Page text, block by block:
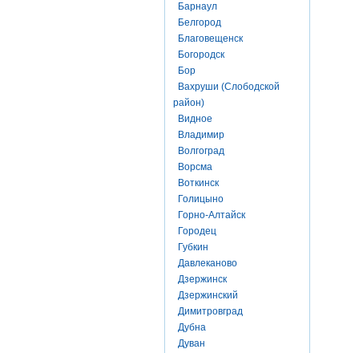
Барнаул
Белгород
Благовещенск
Богородск
Бор
Вахруши (Слободской
район)
Видное
Владимир
Волгоград
Ворсма
Воткинск
Голицыно
Горно-Алтайск
Городец
Губкин
Давлеканово
Дзержинск
Дзержинский
Димитровград
Дубна
Дуван